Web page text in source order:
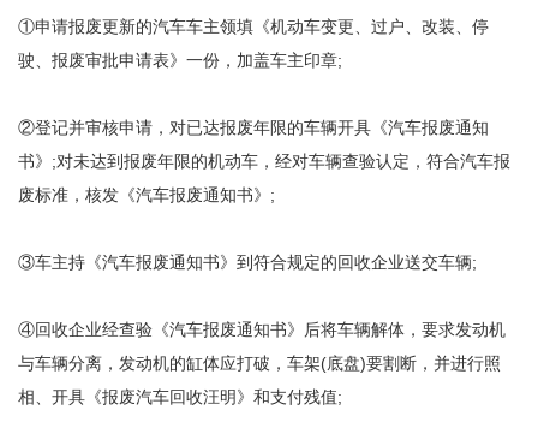
①申请报废更新的汽车车主领填《机动车变更、过户、改装、停
驶、报废审批申请表》一份，加盖车主印章;
②登记并审核申请，对已达报废年限的车辆开具《汽车报废通知
书》;对未达到报废年限的机动车，经对车辆查验认定，符合汽车报
废标准，核发《汽车报废通知书》;
③车主持《汽车报废通知书》到符合规定的回收企业送交车辆;
④回收企业经查验《汽车报废通知书》后将车辆解体，要求发动机
与车辆分离，发动机的缸体应打破，车架(底盘)要割断，并进行照
相、开具《报废汽车回收汪明》和支付残值;